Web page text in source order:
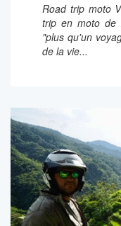
Road trip moto
trip en moto de
"plus qu'un
de la vie...